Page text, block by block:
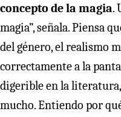
concepto de la magia.
magia”, señala. Piensa
del género, el realismo
correctamente a la
digerible en la
mucho. Entiendo por